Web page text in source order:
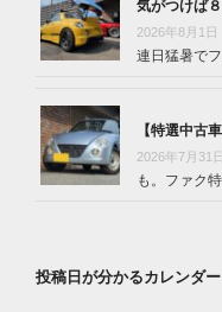
気がつけば
2026年8月1日
連日猛暑で
【特選中古
2026年7月31日
も。ファク
投稿日が分かるカレンダー